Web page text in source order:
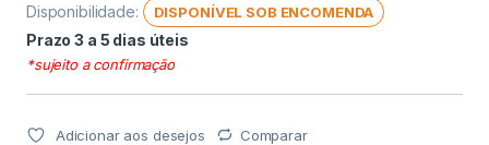
Disponibilidade: DISPONÍVEL SOB ENCOMENDA
Prazo 3 a 5 dias úteis
*sujeito a confirmação
Adicionar aos desejos Comparar